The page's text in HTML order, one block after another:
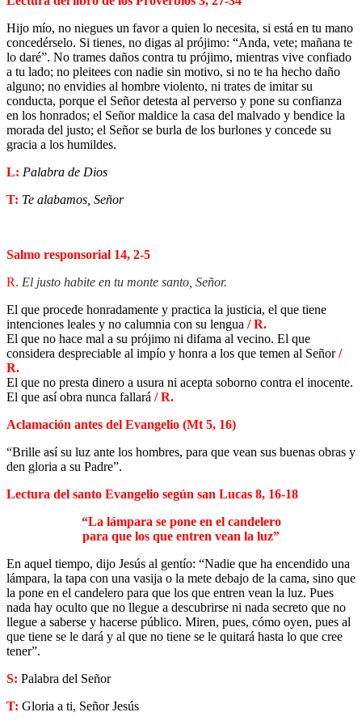
Hijo mío, no niegues un favor a quien lo necesita, si está en tu mano
concedérselo. Si tienes, no digas al prójimo: “Anda, vete; mañana te
lo daré”. No trames daños contra tu prójimo, mientras vive confiado
a tu lado; no pleitees con nadie sin motivo, si no te ha hecho daño
alguno; no envidies al hombre violento, ni trates de imitar su
conducta, porque el Señor detesta al perverso y pone su confianza
en los honrados; el Señor maldice la casa del malvado y bendice la
morada del justo; el Señor se burla de los burlones y concede su
gracia a los humildes.
L: Palabra de Dios
T: Te alabamos, Señor
Salmo responsorial 14, 2-5
R. El justo habite en tu monte santo, Señor.
El que procede honradamente y practica la justicia, el que tiene
intenciones leales y no calumnia con su lengua / R.
El que no hace mal a su prójimo ni difama al vecino. El que
considera despreciable al impío y honra a los que temen al Señor/
R.
El que no presta dinero a usura ni acepta soborno contra el inocente.
El que así obra nunca fallará / R.
Aclamación antes del Evangelio (Mt 5, 16)
“Brille así su luz ante los hombres, para que vean sus buenas obras y
den gloria a su Padre”.
Lectura del santo Evangelio según san Lucas 8, 16-18
“La lámpara se pone en el candelero
para que los que entren vean la luz”
En aquel tiempo, dijo Jesús al gentío: “Nadie que ha encendido una
lámpara, la tapa con una vasija o la mete debajo de la cama, sino que
la pone en el candelero para que los que entren vean la luz. Pues
nada hay oculto que no llegue a descubrirse ni nada secreto que no
llegue a saberse y hacerse público. Miren, pues, cómo oyen, pues al
que tiene se le dará y al que no tiene se le quitará hasta lo que cree
tener”.
S: Palabra del Señor
T: Gloria a ti, Señor Jesús